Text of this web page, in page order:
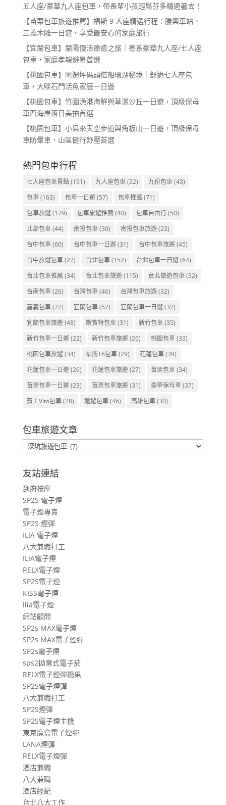
五人座/豪華九人座包車，帶長輩小孩輕鬆芬多精避暑去！
【苗栗包車旅遊推薦】福斯 9 人座精選行程：勝興車站、
三義木雕一日遊，享受最安心的家庭旅行
【宜蘭包車】蘭陽慢活療癒之旅｜德系豪華九人座/七人座
包車，家庭孝親避暑首選
【桃園包車】阿姆坪碼頭搭船環湖秘境｜舒適七人座包
車，大啖石門活魚家庭一日遊
【桃園包車】竹圍漁港海鮮與草漯沙丘一日遊，頂級保母
車西海岸落日美拍首選
【桃園包車】小烏來天空步道與角板山一日遊，頂級保母
車防暈車、山區健行舒壓首選
熱門包車行程
七人座包車景點(191) 九人座包車(32) 九份包車(43)
包車(163) 包車一日遊(57) 包車推薦(71)
包車旅遊(179) 包車旅遊推薦(40) 包車自由行(50)
北部包車(44) 南投包車(30) 南投包車旅遊(23)
台中包車(60) 台中包車一日遊(31) 台中包車旅遊(45)
台中旅遊包車(22) 台北包車(152) 台北包車一日遊(64)
台北包車推薦(34) 台北包車旅遊(115) 台北旅遊包車(32)
台南包車(26) 台灣包車(46) 台灣包車旅遊(32)
嘉義包車(22) 宜蘭包車(52) 宜蘭包車一日遊(32)
宜蘭包車旅遊(48) 斯賓特包車(31) 新竹包車(35)
新竹包車一日遊(22) 新竹包車旅遊(26) 桃園包車(33)
桃園包車旅遊(34) 福斯T6包車(29) 花蓮包車(39)
花蓮包車一日遊(26) 花蓮包車旅遊(27) 苗栗包車(34)
苗栗包車一日遊(23) 苗栗包車旅遊(31) 豪華保母車(37)
賓士Vito包車(28) 遨遊包車(46) 高雄包車(30)
包車旅遊文章
包
車
旅
遊
文
章
友站連結
到府按摩
SP2S 電子煙
電子煙專賣
SP2S 煙彈
ILIA 電子煙
八大兼職打工
ILIA電子煙
RELX電子煙
SP2S電子煙
KISS電子煙
ilia電子煙
網站顧問
SP2s MAX電子煙
SP2s MAX電子煙彈
SP2s電子煙
sps2拋棄式電子菸
RELX電子煙彈糖果
SP2S電子煙彈
八大兼職打工
SP2S煙彈
SP2S電子煙主機
東京魔盒電子煙彈
LANA煙彈
RELX電子煙彈
酒店兼職
八大兼職
酒店經紀
台北八大工作